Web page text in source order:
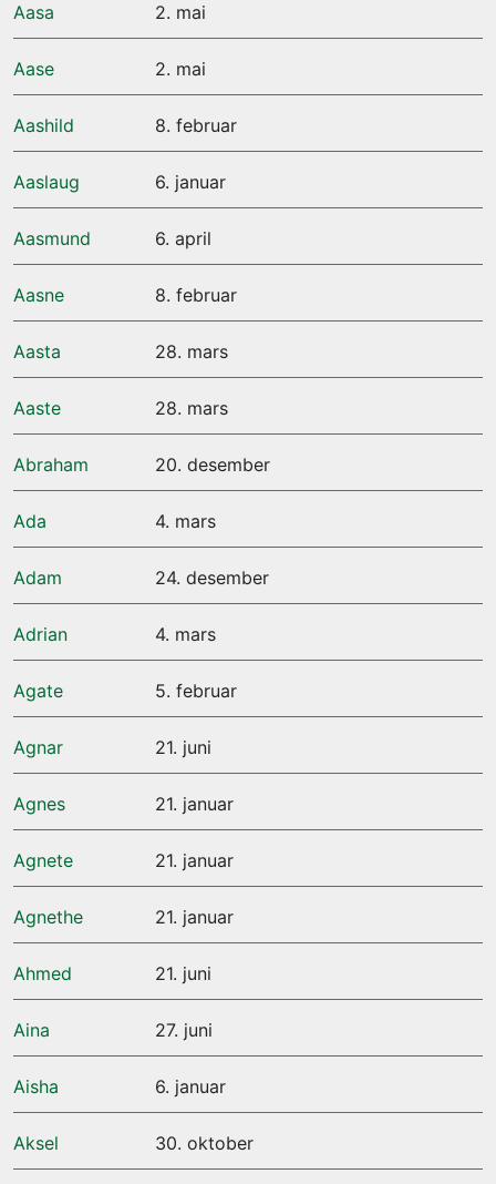
Aasa 2. mai
Aase 2. mai
Aashild 8. februar
Aaslaug 6. januar
Aasmund 6. april
Aasne 8. februar
Aasta 28. mars
Aaste 28. mars
Abraham 20. desember
Ada 4. mars
Adam 24. desember
Adrian 4. mars
Agate 5. februar
Agnar 21. juni
Agnes 21. januar
Agnete 21. januar
Agnethe 21. januar
Ahmed 21. juni
Aina 27. juni
Aisha 6. januar
Aksel 30. oktober